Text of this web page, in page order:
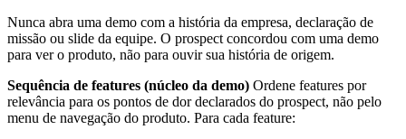
Nunca abra uma demo com a história da empresa, declaração de
missão ou slide da equipe. O prospect concordou com uma demo
para ver o produto, não para ouvir sua história de origem.
Sequência de features (núcleo da demo) Ordene features por
relevância para os pontos de dor declarados do prospect, não pelo
menu de navegação do produto. Para cada feature: